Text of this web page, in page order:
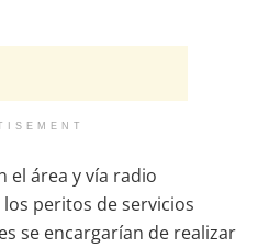
el área y vía radio
peritos de servicios
se encargarían de realizar